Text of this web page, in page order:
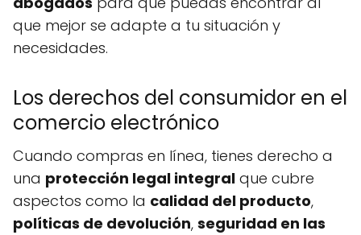
que mejor se adapte a tu situación y
necesidades.
Los derechos del consumidor en el
comercio electrónico
Cuando compras en línea, tienes derecho a
una protección legal integral que cubre
aspectos como la calidad del producto,
políticas de devolución, seguridad en las